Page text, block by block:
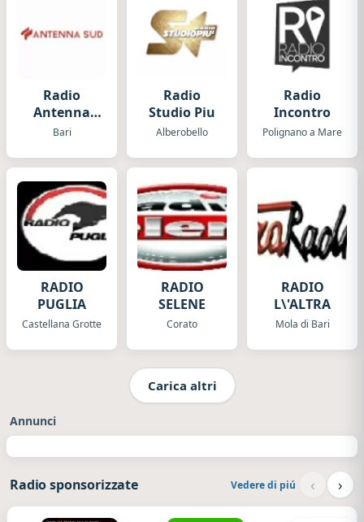
Radio
Antenna
Sud
Bari
Radio
Studio Piu
Alberobello
Radio
Incontro
Polignano a Mare
RADIO
PUGLIA
Castellana Grotte
RADIO
SELENE
Corato
RADIO
L\'ALTRA
Mola di Bari
Carica altri
Annunci
Radio sponsorizzate Vedere di piú ‹ ›